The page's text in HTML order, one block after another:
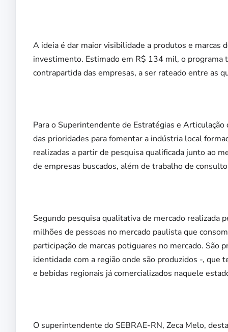
A ideia é dar maior visibilidade a produtos e marcas
investimento. Estimado em R$ 134 mil, o programa
contrapartida das empresas, a ser rateado entre as
Para o Superintendente de Estratégias e Articulação
das prioridades para fomentar a indústria local
realizadas a partir de pesquisa qualificada junto ao
de empresas buscados, além de trabalho de
Segundo pesquisa qualitativa de mercado realizada
milhões de pessoas no mercado paulista que
participação de marcas potiguares no mercado. São
identidade com a região onde são produzidos -,
e bebidas regionais já comercializados naquele
O superintendente do SEBRAE-RN, Zeca Melo,